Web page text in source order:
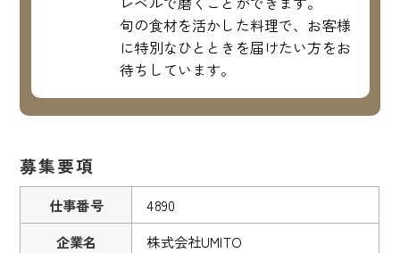
旬の食材を活かした料理で、お客様
に特別なひとときを届けたい方をお
待ちしています。
募集要項
仕事番号
4890
企業名
株式会社UMITO